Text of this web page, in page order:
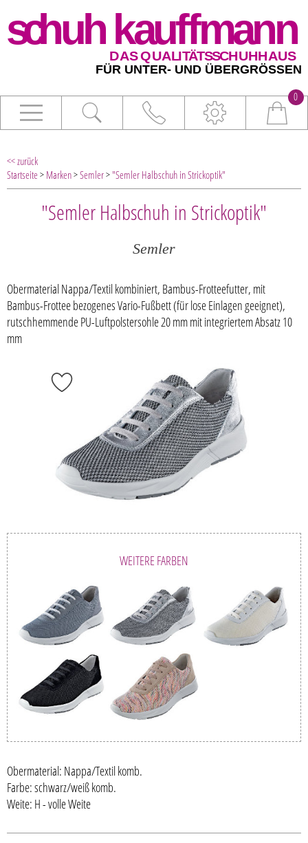
0
<< zurück
Startseite> Marken>Semler> "Semler Halbschuh in Strickoptik"
"Semler Halbschuh in Strickoptik"
Semler
Obermaterial Nappa/Textil kombiniert, Bambus-Frotteefutter, mit
Bambus-Frottee bezogenes Vario-Fußbett (für lose Einlagen geeignet),
rutschhemmende PU-Luftpolstersohle 20 mm mit integriertem Absatz 10
mm
WEITERE FARBEN
Obermaterial: Nappa/Textil komb.
Farbe: schwarz/weiß komb.
Weite: H - volle Weite